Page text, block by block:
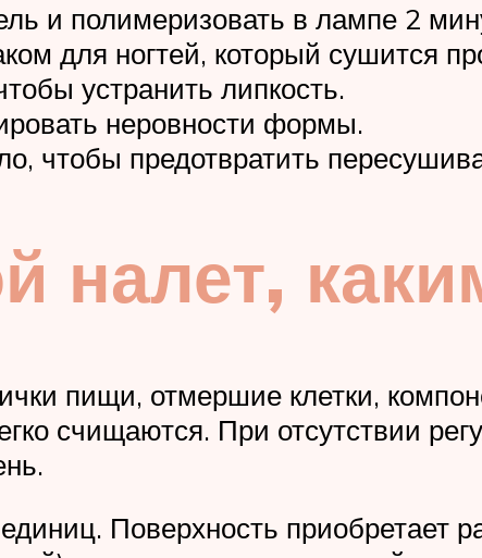
и полимеризовать в лампе 2
для ногтей, который сушится
устранить липкость.
неровности формы.
чтобы предотвратить
налет,
пищи, отмершие клетки,
счищаются. При отсутствии
Поверхность приобретает